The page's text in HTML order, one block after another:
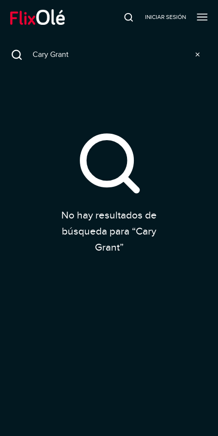
INICIAR SESIÓN
Search
No hay resultados de
búsqueda para “Cary
Grant”